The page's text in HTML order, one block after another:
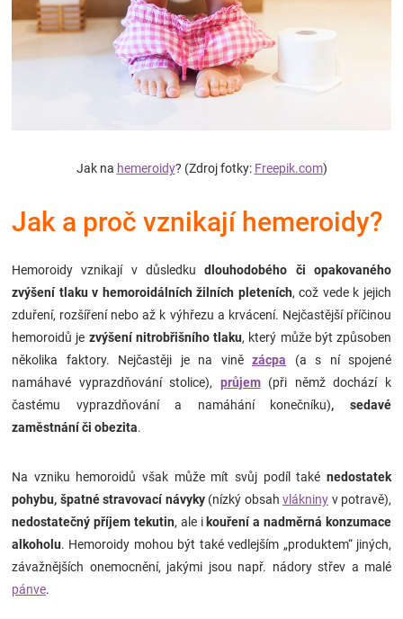
děti
Značky
Blog
Hračkářství
Přihlášení
Jak na hemeroidy? (Zdroj fotky: Freepik.com)
Jak a proč vznikají hemeroidy?
Hemoroidy vznikají v důsledku dlouhodobého či opakovaného
zvýšení tlaku v hemoroidálních žilních pleteních, což vede k jejich
zduření, rozšíření nebo až k výhřezu a krvácení. Nejčastější příčinou
hemoroidů je zvýšení nitrobřišního tlaku, který může být způsoben
několika faktory. Nejčastěji je na vině zácpa (a s ní spojené
namáhavé vyprazdňování stolice), průjem(při němž dochází k
častému vyprazdňování a namáhání konečníku), sedavé
zaměstnání či obezita.
Na vzniku hemoroidů však může mít svůj podíl také nedostatek
pohybu, špatné stravovací návyky(nízký obsah vlákniny v potravě),
nedostatečný příjem tekutin, ale i kouření a nadměrná konzumace
alkoholu. Hemoroidy mohou být také vedlejším „produktem“ jiných,
závažnějších onemocnění, jakými jsou např. nádory střev a malé
pánve.